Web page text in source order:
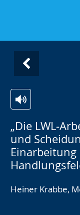
„Die LWL-
und
Heiner Krabbe,
Ansicht:
Menschen
(2
von
2)